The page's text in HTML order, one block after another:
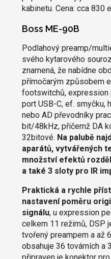
kabinetu. Cena: cca 830
Boss ME-90B
Podlahový preamp/
svého kytarového
znamená, že nabídne
přímočarým způsobem
footswitchů, expression
port USB-C, ef. smyčku,
nebo AD převodníky
bit/48kHz, přičemž DA
32bitové. Na palubě
aparátů, vytvářených
množství efektů
a také 3 sloty pro IR
Praktická a rychle
nastavení poměru
signálu, u expression
celkem 11 režimů, DSP
tvořený preampem a až
obsahuje 36 továrních a